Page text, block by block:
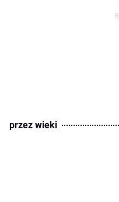
przez wieki